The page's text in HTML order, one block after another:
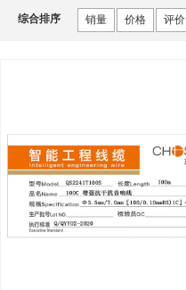
综合排序 销量 价格 评价